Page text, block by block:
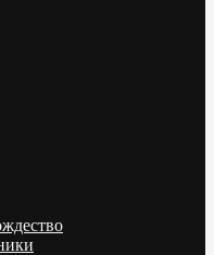
все включено, отдых на
горнолыжных туров.
сайт Тур Сейл